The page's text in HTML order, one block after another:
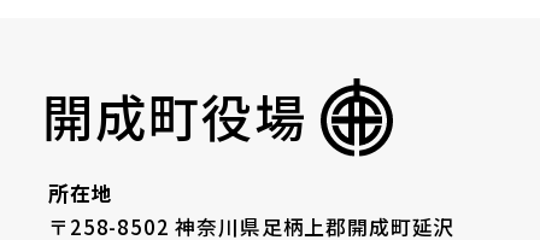
開成町役場
所在地
〒258-8502 神奈川県足柄上郡開成町延沢